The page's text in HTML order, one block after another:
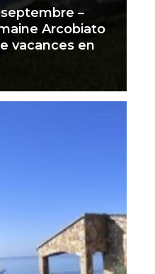
–
Arcobiato
vacances en